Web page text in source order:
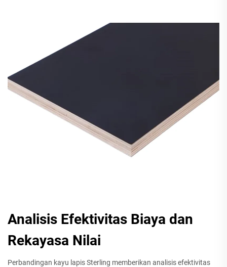
Analisis Efektivitas Biaya dan
Rekayasa Nilai
Perbandingan kayu lapis Sterling memberikan analisis efektivitas